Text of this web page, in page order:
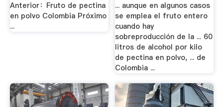
Anterior：Fruto de pectina
en polvo Colombia Próximo
...
... aunque en algunos casos
se emplea el fruto entero
cuando hay
sobreproducción de la ... 60
litros de alcohol por kilo
de pectina en polvo, ... de
Colombia ...